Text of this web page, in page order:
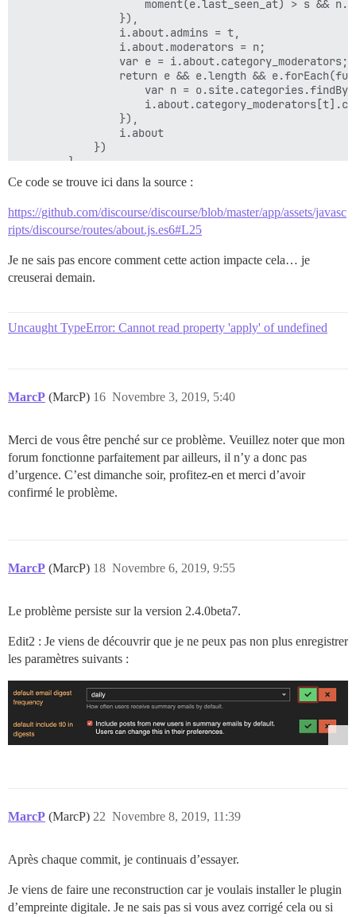
moment(e.last_seen_at) > s &&
                }),
                i.about.admins = t,
                i.about.moderators = n;
                var e = i.about.category_moderators;
return e && e.length &&
var n =
                }),
                i.about
            })
        },
        titleToken: function() {
            return I18n.t("about.simple_title")
        actions: {
            didTransition: function() {
                !0
            }
Ce code se trouve ici dans la source :
https://github.com/discourse/discourse/blob/master/app/assets/javasc
ripts/discourse/routes/about.js.es6#L25
Je ne sais pas encore comment cette action impacte cela… je
creuserai demain.
Uncaught TypeError: Cannot read property 'apply' of undefined
MarcP (MarcP) Novembre 3, 2019, 5:40
16
Merci de vous être penché sur ce problème. Veuillez noter que mon
forum fonctionne parfaitement par ailleurs, il n’y a donc pas
d’urgence. C’est dimanche soir, profitez-en et merci d’avoir
confirmé le problème.
MarcP (MarcP) Novembre 6, 2019, 9:55
18
Le problème persiste sur la version 2.4.0beta7.
Edit2 : Je viens de découvrir que je ne peux pas non plus enregistrer
les paramètres suivants :
MarcP (MarcP) Novembre 8, 2019, 11:39
22
Après chaque commit, je continuais d’essayer.
Je viens de faire une reconstruction car je voulais installer le plugin
d’empreinte digitale. Je ne sais pas si vous avez corrigé cela ou si